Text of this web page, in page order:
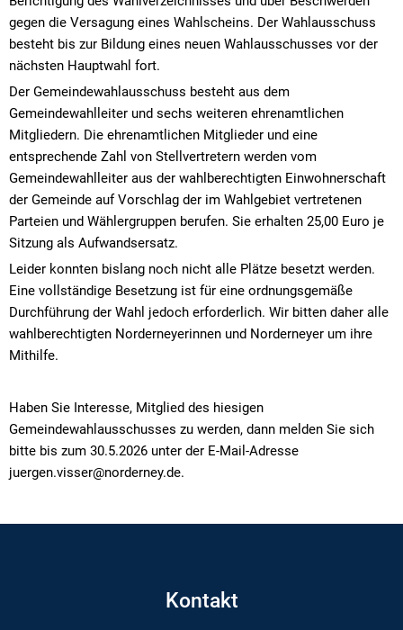
gegen die Versagung eines Wahlscheins. Der Wahlausschuss
besteht bis zur Bildung eines neuen Wahlausschusses vor der
nächsten Hauptwahl fort.
Der Gemeindewahlausschuss besteht aus dem
Gemeindewahlleiter und sechs weiteren ehrenamtlichen
Mitgliedern. Die ehrenamtlichen Mitglieder und eine
entsprechende Zahl von Stellvertretern werden vom
Gemeindewahlleiter aus der wahlberechtigten Einwohnerschaft
der Gemeinde auf Vorschlag der im Wahlgebiet vertretenen
Parteien und Wählergruppen berufen. Sie erhalten 25,00 Euro je
Sitzung als Aufwandsersatz.
Leider konnten bislang noch nicht alle Plätze besetzt werden.
Eine vollständige Besetzung ist für eine ordnungsgemäße
Durchführung der Wahl jedoch erforderlich. Wir bitten daher alle
wahlberechtigten Norderneyerinnen und Norderneyer um ihre
Mithilfe.
Haben Sie Interesse, Mitglied des hiesigen
Gemeindewahlausschusses zu werden, dann melden Sie sich
bitte bis zum 30.5.2026 unter der E-Mail-Adresse
juergen.visser@norderney.de.
Kontakt